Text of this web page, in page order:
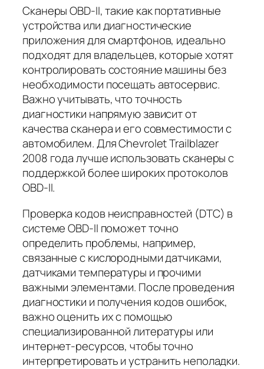
Сканеры OBD-II, такие как портативные
устройства или диагностические
приложения для смартфонов, идеально
подходят для владельцев, которые хотят
контролировать состояние машины без
необходимости посещать автосервис.
Важно учитывать, что точность
диагностики напрямую зависит от
качества сканера и его совместимости с
автомобилем. Для Chevrolet Trailblazer
2008 года лучше использовать сканеры с
поддержкой более широких протоколов
OBD-II.
Проверка кодов неисправностей (DTC) в
системе OBD-II поможет точно
определить проблемы, например,
связанные с кислородными датчиками,
датчиками температуры и прочими
важными элементами. После проведения
диагностики и получения кодов ошибок,
важно оценить их с помощью
специализированной литературы или
интернет-ресурсов, чтобы точно
интерпретировать и устранить неполадки.